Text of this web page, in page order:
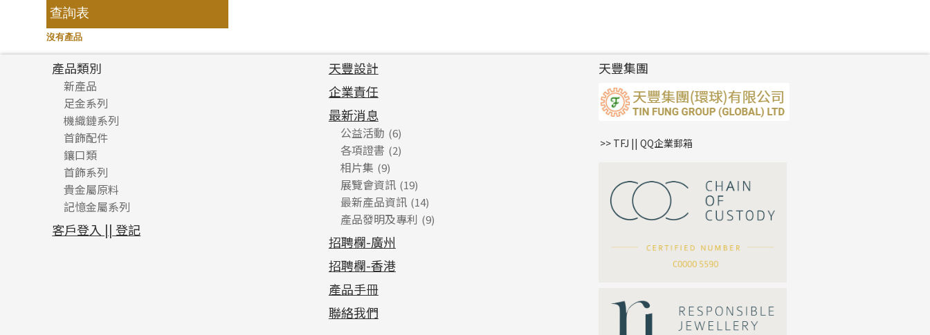
牛仔鏈
拉簧珠珠手鏈
記憶鈦手鐲
查詢表
沒有產品
*你的名字
公司名稱
產品類別
新產品
足金系列
足金配件
機織鏈系列
珠仔鏈
镶口链
管狀網鏈
十字車花鏈系列
十字閃O鏈系列
十字錘打鏈系列
側身車花鏈系列
首飾配件
耳環類配件
卷迫系列
螺絲迫系列
梅花迫系列
平臺迫系列
綫拍系列
鏈類配件
動感車花吊墜
調節珠系列
生圈扣系列
龍蝦扣系列
其他類配件
珠盤系列
袖口鈕系列
焊片及鐳射綫
珠類配件
無孔光身珠
空心光身珠
鑲口類
四爪頭系列
六爪頭系列
車花片
動感車花片
鑲口戒指
首飾系列
手镯系列
戒指系列
空心耳環
空心车花管首饰链
貴金屬原料
千足金
記憶金屬系列
記憶戒指
拉簧珠珠手鏈
客戶登入 || 登記
天豐設計
企業責任
最新消息
公益活動 (6)
各項證書 (2)
相片集 (9)
展覽會資訊 (19)
最新產品資訊 (14)
產品發明及專利 (9)
招聘欄-廣州
招聘欄-香港
產品手冊
聯絡我們
天豐集團
>> TFJ || QQ企業郵箱